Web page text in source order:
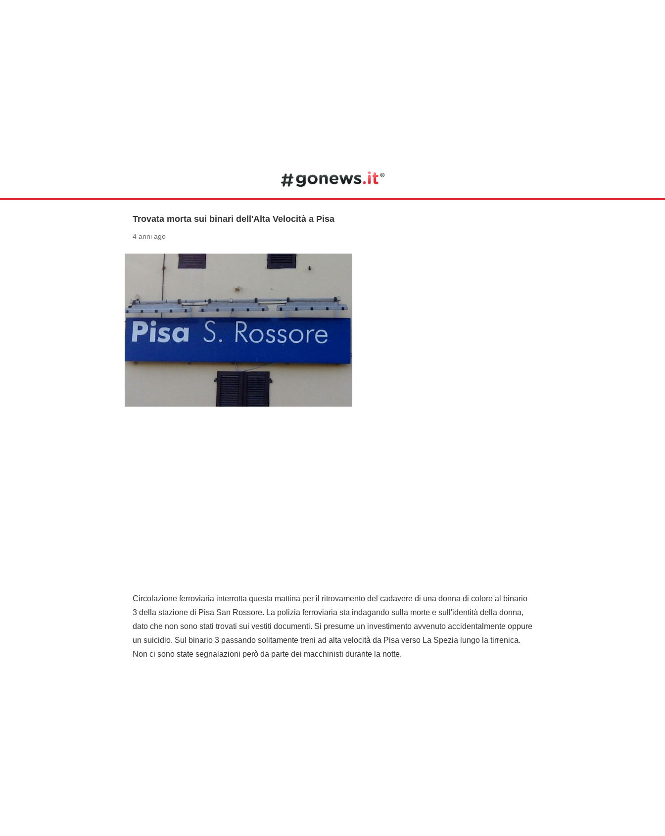
Trovata morta sui binari dell'Alta Velocità a Pisa
4 anni ago
Circolazione ferroviaria interrotta questa mattina per il ritrovamento del cadavere di una donna di colore al binario
3 della stazione di Pisa San Rossore. La polizia ferroviaria sta indagando sulla morte e sull'identità della donna,
dato che non sono stati trovati sui vestiti documenti. Si presume un investimento avvenuto accidentalmente oppure
un suicidio. Sul binario 3 passando solitamente treni ad alta velocità da Pisa verso La Spezia lungo la tirrenica.
Non ci sono state segnalazioni però da parte dei macchinisti durante la notte.